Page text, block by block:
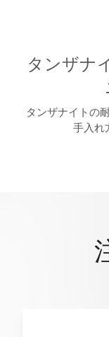
タンザナ
タンザナイトの
手入れ